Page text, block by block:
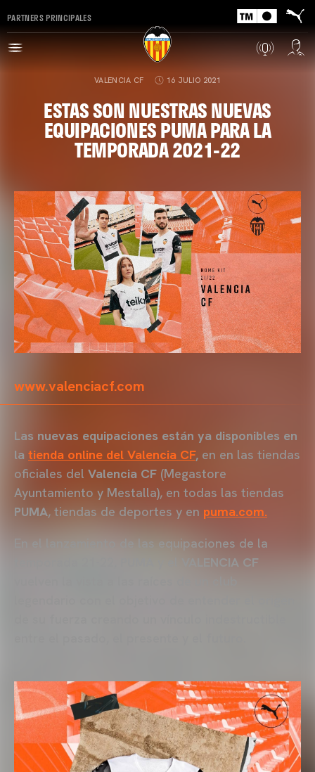
PARTNERS PRINCIPALES
VALENCIA CF 16 JULIO 2021
ESTAS SON NUESTRAS NUEVAS
EQUIPACIONES PUMA PARA LA
TEMPORADA 2021-22
www.valenciacf.com
Las nuevas equipaciones están ya disponibles en
la tienda online del Valencia CF, en en las tiendas
oficiales del Valencia CF (Megastore
Ayuntamiento y Mestalla), en todas las tiendas
PUMA, tiendas de deportes y en puma.com.
En el lanzamiento de las equipaciones de la
VALENCIA CF